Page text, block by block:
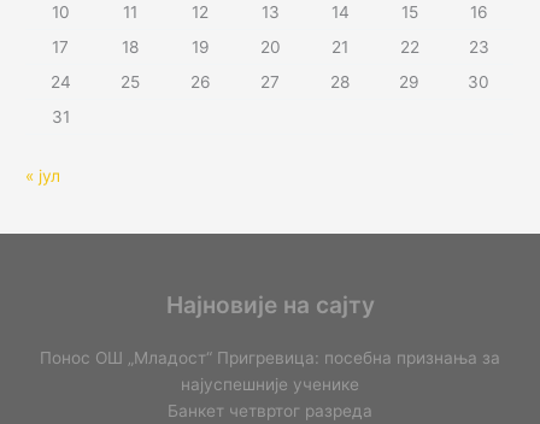
10
11 12 13 14 15
16
17
18 19 20 21 22
23
24
25 26 27 28 29
30
31
« јул
Најновије на сајту
Понос ОШ „Младост“ Пригревица: посебна признања за
најуспешније ученике
Банкет четвртог разреда